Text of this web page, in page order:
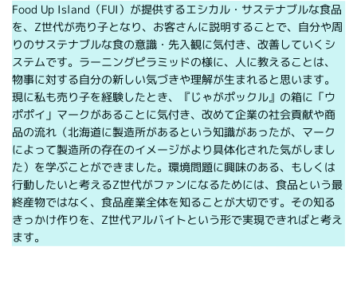
Food Up Island（FUI）が提供するエシカル・サステナブルな食品
を、Z世代が売り子となり、お客さんに説明することで、自分や周
りのサステナブルな食の意識・先入観に気付き、改善していくシ
ステムです。ラーニングピラミッドの様に、人に教えることは、
物事に対する自分の新しい気づきや理解が生まれると思います。
現に私も売り子を経験したとき、『じゃがポックル』の箱に「ウ
ポポイ」マークがあることに気付き、改めて企業の社会貢献や商
品の流れ（北海道に製造所があるという知識があったが、マーク
によって製造所の存在のイメージがより具体化された気がしまし
た）を学ぶことができました。環境問題に興味のある、もしくは
行動したいと考えるZ世代がファンになるためには、食品という最
終産物ではなく、食品産業全体を知ることが大切です。その知る
きっかけ作りを、Z世代アルバイトという形で実現できればと考え
ます。